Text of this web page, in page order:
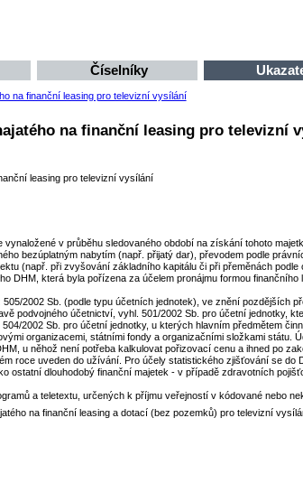
Číselníky
na finanční leasing pro televizní vysílání
na finanční leasing pro televizní
leasing pro televizní vysílání
v průběhu sledovaného období na získání tohoto
bezúplatným nabytím (např. přijatý dar), převodem podle
(např. při zvyšování základního kapitálu či při přeměnách
DHM, která byla pořízena za účelem pronájmu formou
2002 Sb. (podle typu účetních jednotek), ve znění pozdějších
podvojného účetnictví, vyhl. 501/2002 Sb. pro účetní jednotky,
2002 Sb. pro účetní jednotky, u kterých hlavním předmětem
organizacemi, státními fondy a organizačními složkami
u něhož není potřeba kalkulovat pořizovací cenu a ihned po
roce uveden do užívání. Pro účely statistického zjišťování se
ostatní dlouhodobý finanční majetek - v případě zdravotních
a teletextu, určených k příjmu veřejností v kódované nebo
na finanční leasing a dotací (bez pozemků) pro televizní